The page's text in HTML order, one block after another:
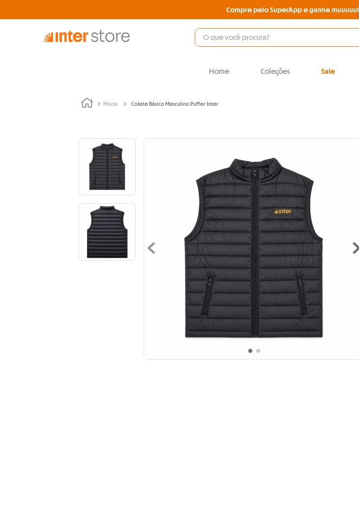
Compre pelo SuperApp e ganhe
O que
Home Coleções Sale
Moda Colete Básico Masculino Puffer Inter